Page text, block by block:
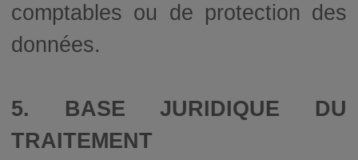
comptables ou de protection des
données.
5. BASE JURIDIQUE DU
TRAITEMENT